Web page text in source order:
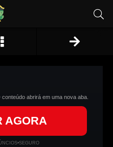
abrirá em uma nova aba.
AGORA
•SEGURO